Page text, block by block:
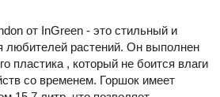
от InGreen - это стильный и
любителей растений. Он выполнен
пластика , который не боится влаги
со временем. Горшок имеет